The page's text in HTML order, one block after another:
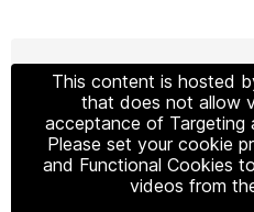
This content is hosted
that does not allow
acceptance of Targeting
Please set your cookie
and Functional Cookies
videos from